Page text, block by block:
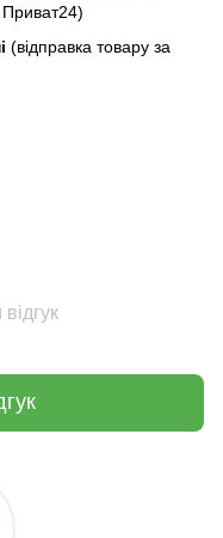
Приват24)
(відправка товару за